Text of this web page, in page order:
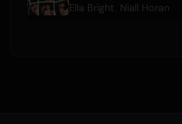
Ella Bright Niall Horan